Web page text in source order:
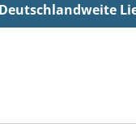
Deutschlandweite